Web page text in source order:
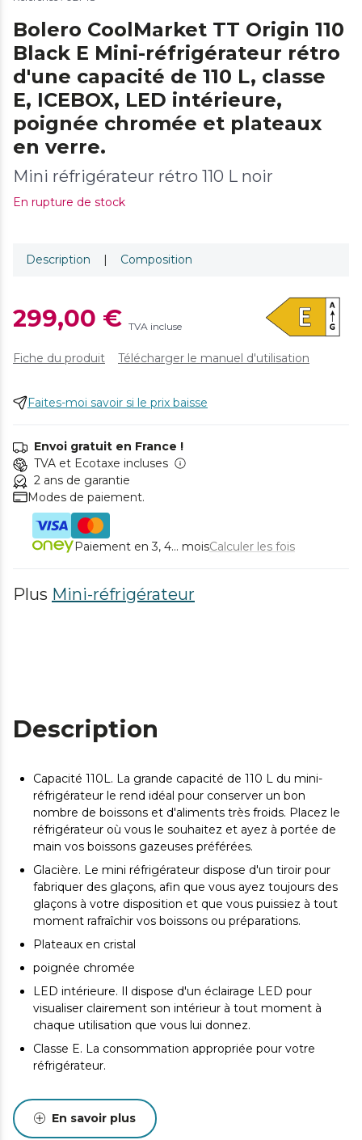
Bolero CoolMarket TT Origin 110
Black E Mini-réfrigérateur rétro
d'une capacité de 110 L, classe
E, ICEBOX, LED intérieure,
poignée chromée et plateaux
en verre.
Mini réfrigérateur rétro 110 L noir
En rupture de stock
Description | Composition
299,00 € TVA incluse
Fiche du produit Télécharger le manuel d'utilisation
Faites-moi savoir si le prix baisse
Envoi gratuit en France !
TVA et Ecotaxe incluses
2 ans de garantie
Modes de paiement.
Paiement en 3, 4... moisCalculer les fois
Plus Mini-réfrigérateur
Description
Capacité 110L. La grande capacité de 110 L du mini-
réfrigérateur le rend idéal pour conserver un bon
nombre de boissons et d'aliments très froids. Placez le
réfrigérateur où vous le souhaitez et ayez à portée de
main vos boissons gazeuses préférées.
Glacière. Le mini réfrigérateur dispose d'un tiroir pour
fabriquer des glaçons, afin que vous ayez toujours des
glaçons à votre disposition et que vous puissiez à tout
moment rafraîchir vos boissons ou préparations.
Plateaux en cristal
poignée chromée
LED intérieure. Il dispose d'un éclairage LED pour
visualiser clairement son intérieur à tout moment à
chaque utilisation que vous lui donnez.
Classe E. La consommation appropriée pour votre
réfrigérateur.
En savoir plus